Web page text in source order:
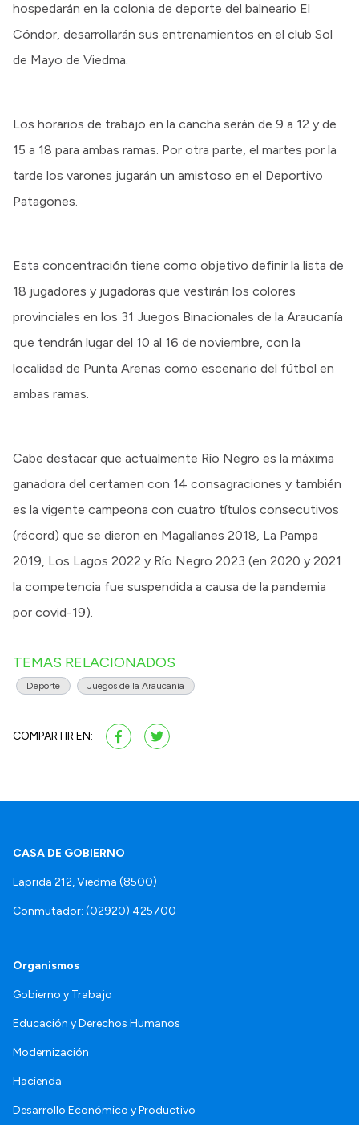
hospedarán en la colonia de deporte del balneario El
Cóndor, desarrollarán sus entrenamientos en el club Sol
de Mayo de Viedma.
Los horarios de trabajo en la cancha serán de 9 a 12 y de
15 a 18 para ambas ramas. Por otra parte, el martes por la
tarde los varones jugarán un amistoso en el Deportivo
Patagones.
Esta concentración tiene como objetivo definir la lista de
18 jugadores y jugadoras que vestirán los colores
provinciales en los 31 Juegos Binacionales de la Araucanía
que tendrán lugar del 10 al 16 de noviembre, con la
localidad de Punta Arenas como escenario del fútbol en
ambas ramas.
Cabe destacar que actualmente Río Negro es la máxima
ganadora del certamen con 14 consagraciones y también
es la vigente campeona con cuatro títulos consecutivos
(récord) que se dieron en Magallanes 2018, La Pampa
2019, Los Lagos 2022 y Río Negro 2023 (en 2020 y 2021
la competencia fue suspendida a causa de la pandemia
por covid-19).
TEMAS RELACIONADOS
Deporte Juegos de la Araucanía
COMPARTIR EN:
CASA DE GOBIERNO
Laprida 212, Viedma (8500)
Conmutador: (02920) 425700
Organismos
Gobierno y Trabajo
Educación y Derechos Humanos
Modernización
Hacienda
Desarrollo Económico y Productivo